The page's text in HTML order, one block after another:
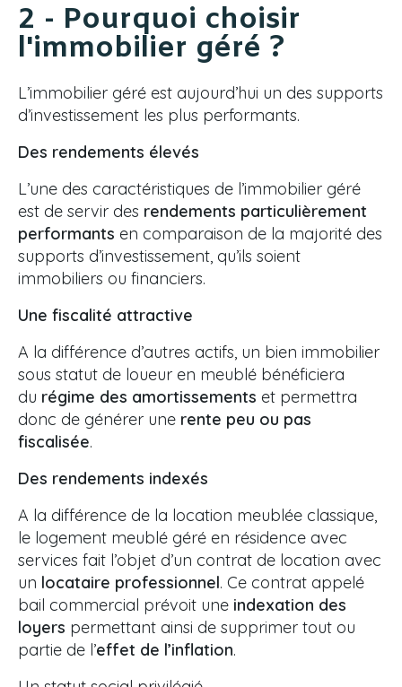
2 - Pourquoi choisir
l'immobilier géré ?
L’immobilier géré est aujourd’hui un des supports
d’investissement les plus performants.
Des rendements élevés
L’une des caractéristiques de l’immobilier géré
est de servir des rendements particulièrement
performants en comparaison de la majorité des
supports d’investissement, qu’ils soient
immobiliers ou financiers.
Une fiscalité attractive
A la différence d’autres actifs, un bien immobilier
sous statut de loueur en meublé bénéficiera
du régime des amortissements et permettra
donc de générer une rente peu ou pas
fiscalisée.
Des rendements indexés
A la différence de la location meublée classique,
le logement meublé géré en résidence avec
services fait l’objet d’un contrat de location avec
un locataire professionnel. Ce contrat appelé
bail commercial prévoit une indexation des
loyers permettant ainsi de supprimer tout ou
partie de l’effet de l’inflation.